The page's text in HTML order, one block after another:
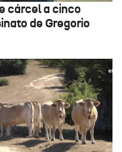
cárcel a cinco
de Gregorio